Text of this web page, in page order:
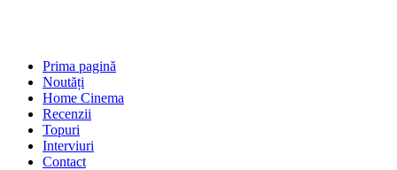
Prima pagină
Noutăți
Home Cinema
Recenzii
Topuri
Interviuri
Contact